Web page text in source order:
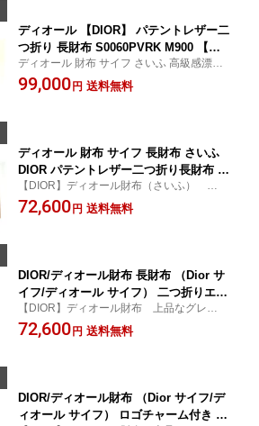
ディオール 【DIOR】 パテントレザー二
つ折り 長財布 S0060PVRK M900 【デ
ィオール財布 サイフ さいふ】【Christi
oan Dior/クリスチャン・ディオール】
ディオール 財布 サイフ さいふ 高級感漂う
長財布。 【クリスチャン・ディオール Ch
ristioan Dior】★新作人気モデル★
99,000 円 送料無料
ディオール 財布 サイフ 長財布 さいふ
DIOR パテントレザー二つ折り長財布 S
0060PEML M415 DIOR 【新作人気モデ
ル】【円高還元セール】【Christioan D
【DIOR】ディオール財布（さいふ） 上品
でお洒落な長財布。 ★新作人気モデル★
【 Dior サイフ / ディオール サイフ 】
72,600 円 送料無料
DIOR/ディオール財布 長財布 （Dior サ
イフ/ディオール サイフ） 二つ折りエナ
メル長財布 S0060PEML 093U DIOR財
布 【Christioan Dior/クリスチャン ディ
【DIOR】ディオール財布 上品なグレーカ
ラー長財布♪★新作人気モデル★ 【Dior サ
イフ/ディオール サイフ】
72,600 円 送料無料
DIOR/ディオール財布 （Dior サイフ/デ
ィオール サイフ） ロゴチャーム付き カ